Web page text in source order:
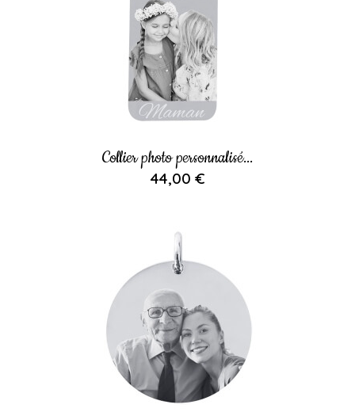
Collier photo personnalisé...
44,00 €